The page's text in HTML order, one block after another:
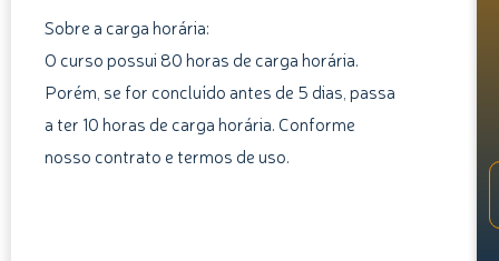
Sobre a carga horária:
O curso possui 80 horas de carga horária.
Porém, se for concluído antes de 5 dias, passa
a ter 10 horas de carga horária. Conforme
nosso contrato e termos de uso.